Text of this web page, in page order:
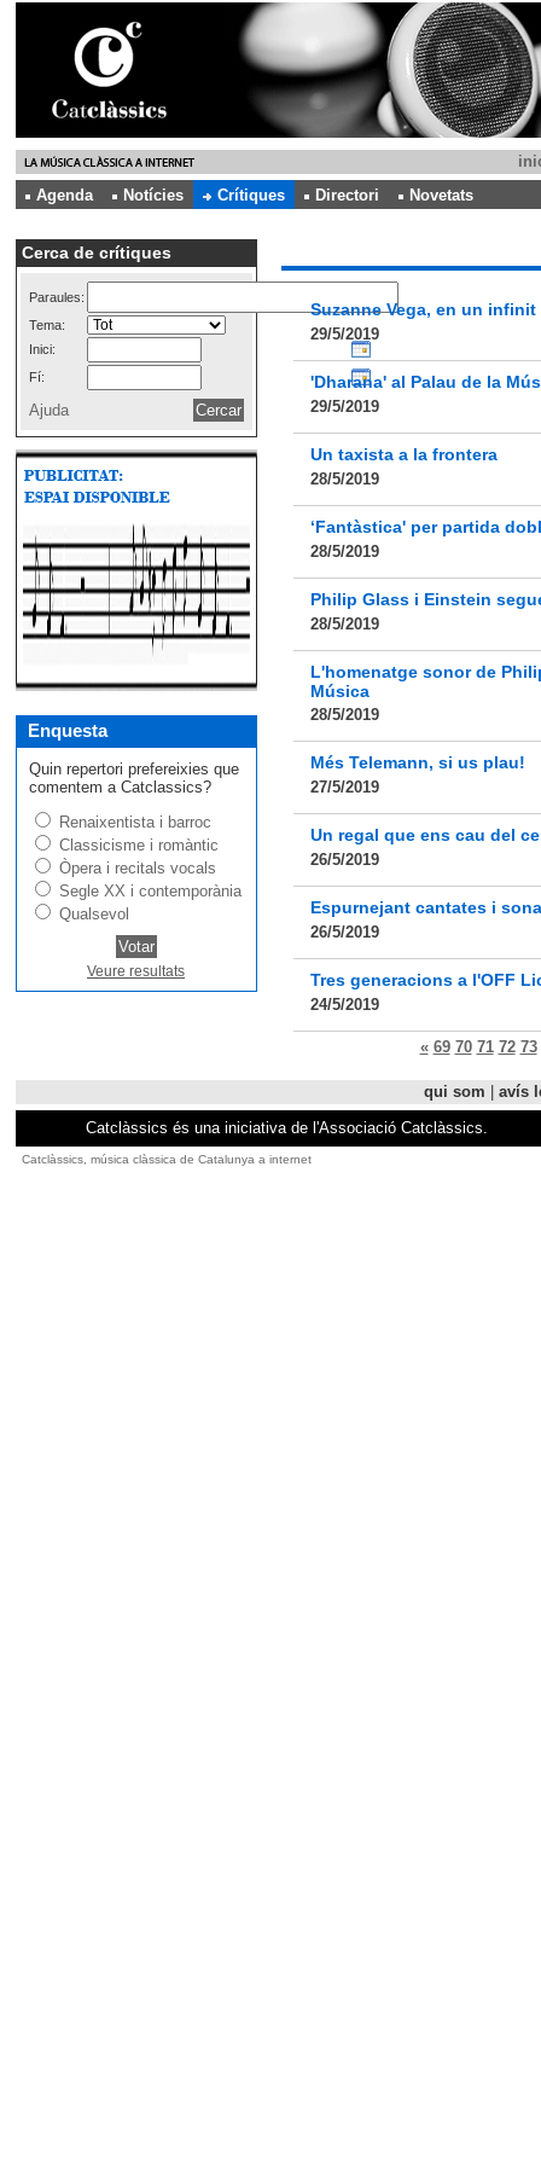
Agenda
Notícies Crítiques Directori Novetats
Cerca de crítiques
Paraules:
Tema:
Inici:
Fí:
Ajuda
Enquesta
Quin repertori prefereixies que
comentem a Catclassics?
Renaixentista i barroc
Classicisme i romàntic
Òpera i recitals vocals
Segle XX i contemporània
Qualsevol
Veure resultats
Suzanne Vega, en un
29/5/2019
'Dharana' al Palau de la
29/5/2019
Un taxista a la frontera
28/5/2019
‘Fantàstica' per partida
28/5/2019
Philip Glass i Einstein
28/5/2019
L'homenatge sonor de
Música
28/5/2019
Més Telemann, si us plau!
27/5/2019
Un regal que ens cau del
26/5/2019
Espurnejant cantates i
26/5/2019
Tres generacions a l'OFF
24/5/2019
« 69 70 71 72 73
qui som
avís
Catclàssics és una iniciativa de l'Associació Catclàssics.
Catclàssics, música clàssica de Catalunya a internet